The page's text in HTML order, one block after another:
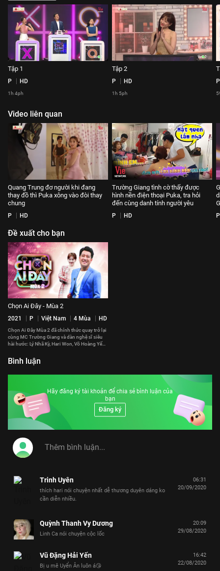
Tập 1
P HD
1h 4ph
Tập 2
P HD
1h 5ph
P
Video liên quan
Quang Trung đơ người khi đang
thay đồ thì Puka xông vào đòi thay
chung
P HD
Trường Giang tình cờ thấy được
hình nền điện thoại Puka, tra hỏi
đến cùng danh tính người yêu
P HD P
Đề xuất cho bạn
Chọn Ai Đây - Mùa 2
2021 P Việt Nam 4 Mùa HD
Chọn Ai Đây Mùa 2 đã chính thức quay trở lại
cùng MC Trường Giang và dàn nghệ sĩ siêu
hài hước: Lý Nhã Kỳ, Hari Won, Võ Hoàng Yến,
Hoàng Rapper, Will, Mạc Văn Khoa
Bình luận
Hãy đăng ký tài khoản để chia sẻ bình luận của
bạn
Đăng ký
Trinh Uyên
thích hari nói chuyện nhất dễ thương duyên dáng ko
cần diễn nhiều.
06:31
20/09/2020
Quỳnh Thanh Vy Dương
Linh Ca nói chuyện cộc lốc
20:09
29/08/2020
Vũ Đặng Hải Yến
Bị u mê Uyển Ân luôn á😘
16:42
22/08/2020